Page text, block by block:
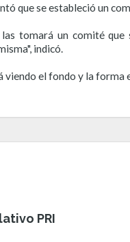
que se estableció un
las tomará un comité
indicó.
viendo el fondo y la forma
PRI